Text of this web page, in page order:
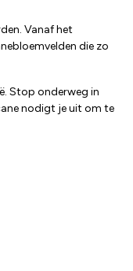
Vanaf het
die zo
Stop onderweg in
nodigt je uit om te